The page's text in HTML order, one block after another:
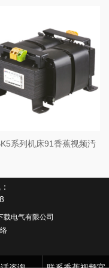
系列机床91香蕉视频汚
电气有限公司